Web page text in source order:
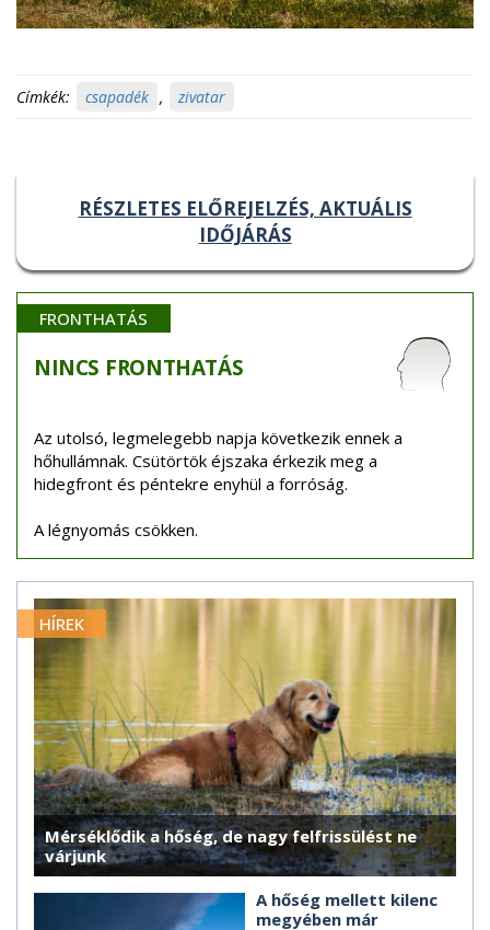
Címkék: csapadék , zivatar
RÉSZLETES ELŐREJELZÉS, AKTUÁLIS
IDŐJÁRÁS
FRONTHATÁS
NINCS FRONTHATÁS
Az utolsó, legmelegebb napja következik ennek a
hőhullámnak. Csütörtök éjszaka érkezik meg a
hidegfront és péntekre enyhül a forróság.
A légnyomás csökken.
HÍREK
Mérséklődik a hőség, de nagy felfrissülést ne
várjunk
A hőség mellett kilenc
megyében már